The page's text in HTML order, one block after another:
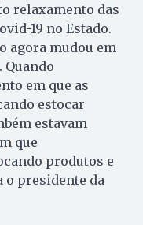
relaxamento das
19 no Estado.
agora mudou em
Quando
em que as
estocar
estavam
que
produtos e
o presidente da